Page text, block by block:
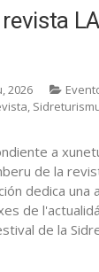
2026
,
a
de la
dedica una
de
de la